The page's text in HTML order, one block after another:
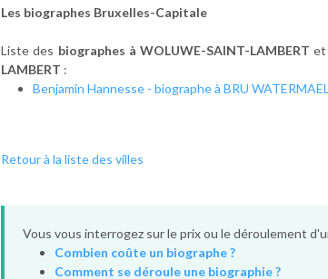
Les biographes Bruxelles-Capitale
Liste des biographes à WOLUWE-SAINT-LAMBERT et
LAMBERT :
Benjamin Hannesse - biographe à BRU
Retour à la liste des villes
Vous vous interrogez sur le prix ou le déroulement
Combien coûte un biographe ?
Comment se déroule une biographie ?